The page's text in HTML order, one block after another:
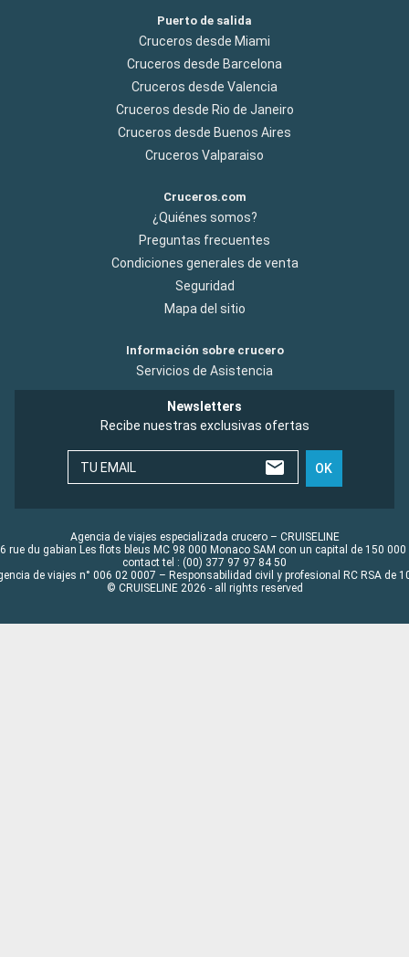
Puerto de salida
Cruceros desde Miami
Cruceros desde Barcelona
Cruceros desde Valencia
Cruceros desde Rio de Janeiro
Cruceros desde Buenos Aires
Cruceros Valparaiso
Cruceros.com
¿Quiénes somos?
Preguntas frecuentes
Condiciones generales de venta
Seguridad
Mapa del sitio
Información sobre crucero
Servicios de Asistencia
Newsletters
Recibe nuestras exclusivas ofertas
TU EMAIL OK
Agencia de viajes especializada crucero – CRUISELINE
rue du gabian Les flots bleus MC 98 000 Monaco SAM con un capital de 150 000
contact tel : (00) 377 97 97 84 50
de viajes n° 006 02 0007 – Responsabilidad civil y profesional RC RSA de
© CRUISELINE 2026 - all rights reserved